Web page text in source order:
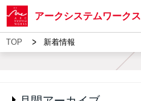
アークシステムワークス
TOP > 新着情報